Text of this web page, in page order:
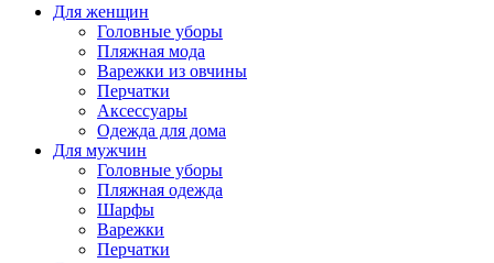
Для женщин
Головные уборы
Пляжная мода
Варежки из овчины
Перчатки
Аксессуары
Одежда для дома
Для мужчин
Головные уборы
Пляжная одежда
Шарфы
Варежки
Перчатки